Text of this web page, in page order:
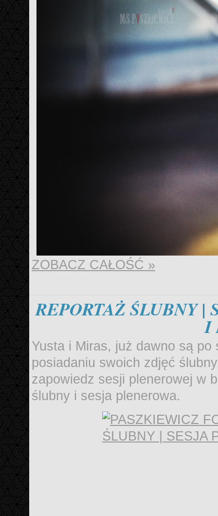
ZOBACZ CAŁOŚĆ »
REPORTAŻ ŚLUBNY |
I
Yusta i Miras, już dawno są
posiadaniu swoich zdjęć
zapowiedz sesji plenerowej w
ślubny i sesja plenerowa.